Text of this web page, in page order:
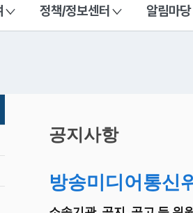
정책/정보센터 알림마당
시
작
공지사항
방송미디어통신